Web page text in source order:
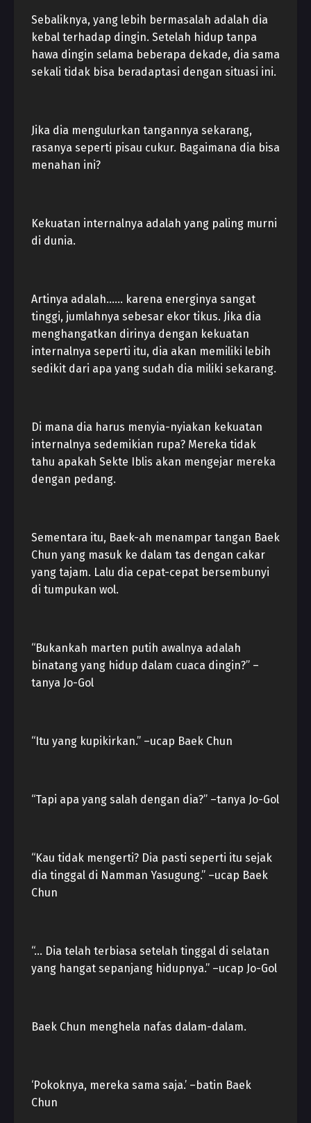
Sebaliknya, yang lebih bermasalah adalah dia
kebal terhadap dingin. Setelah hidup tanpa
hawa dingin selama beberapa dekade, dia sama
sekali tidak bisa beradaptasi dengan situasi ini.
Jika dia mengulurkan tangannya sekarang,
rasanya seperti pisau cukur. Bagaimana dia bisa
menahan ini?
Kekuatan internalnya adalah yang paling murni
di dunia.
Artinya adalah…… karena energinya sangat
tinggi, jumlahnya sebesar ekor tikus. Jika dia
menghangatkan dirinya dengan kekuatan
internalnya seperti itu, dia akan memiliki lebih
sedikit dari apa yang sudah dia miliki sekarang.
Di mana dia harus menyia-nyiakan kekuatan
internalnya sedemikian rupa? Mereka tidak
tahu apakah Sekte Iblis akan mengejar mereka
dengan pedang.
Sementara itu, Baek-ah menampar tangan Baek
Chun yang masuk ke dalam tas dengan cakar
yang tajam. Lalu dia cepat-cepat bersembunyi
di tumpukan wol.
“Bukankah marten putih awalnya adalah
binatang yang hidup dalam cuaca dingin?” –
tanya Jo-Gol
“Itu yang kupikirkan.” –ucap Baek Chun
“Tapi apa yang salah dengan dia?” –tanya Jo-Gol
“Kau tidak mengerti? Dia pasti seperti itu sejak
dia tinggal di Namman Yasugung.” –ucap Baek
Chun
“… Dia telah terbiasa setelah tinggal di selatan
yang hangat sepanjang hidupnya.” –ucap Jo-Gol
Baek Chun menghela nafas dalam-dalam.
‘Pokoknya, mereka sama saja.’ –batin Baek
Chun